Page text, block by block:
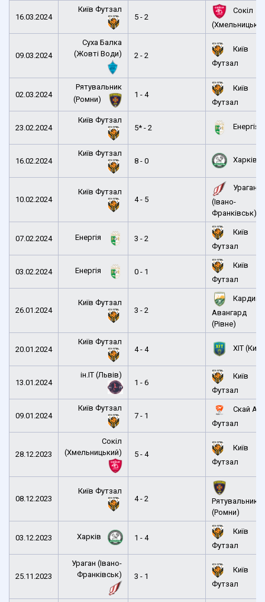
16.03.2024
Київ Футзал
5 - 2
Сокіл
09.03.2024
Суха Балка
(Жовті Води)
2 - 2
Київ
Футзал
02.03.2024
Рятувальник
(Ромни)
1 - 4
Київ
Футзал
23.02.2024
Київ Футзал
5* - 2
Енергія
16.02.2024
Київ Футзал
8 - 0
Харків
10.02.2024
Київ Футзал
4 - 5
Ураган
(Івано-
Франківськ)
07.02.2024 Енергія 3 - 2
Київ
Футзал
03.02.2024 Енергія 0 - 1
Київ
Футзал
26.01.2024
Київ Футзал
3 - 2
Авангард
(Рівне)
20.01.2024
Київ Футзал
4 - 4
ХІТ
13.01.2024
ін.ІТ (Львів)
1 - 6
Київ
Футзал
09.01.2024
Київ Футзал
7 - 1
Скай Ап
Футзал
28.12.2023
Сокіл
(Хмельницький)
5 - 4
Київ
Футзал
08.12.2023
Київ Футзал
4 - 2
Рятувальник
(Ромни)
03.12.2023 Харків 1 - 4
Київ
Футзал
25.11.2023
Ураган (Івано-
Франківськ)
3 - 1
Київ
Футзал